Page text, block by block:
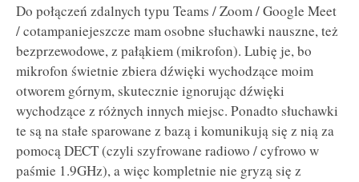
Do połączeń zdalnych typu Teams / Zoom / Google Meet
/ cotampaniejeszcze mam osobne słuchawki nauszne, też
bezprzewodowe, z pałąkiem (mikrofon). Lubię je, bo
mikrofon świetnie zbiera dźwięki wychodzące moim
otworem górnym, skutecznie ignorując dźwięki
wychodzące z różnych innych miejsc. Ponadto słuchawki
te są na stałe sparowane z bazą i komunikują się z nią za
pomocą DECT (czyli szyfrowane radiowo / cyfrowo w
paśmie 1.9GHz), a więc kompletnie nie gryzą się z